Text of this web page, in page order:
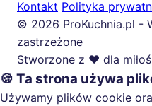
Kontakt Polityka
© 2026 ProKuchnia.pl -
zastrzeżone
Stworzone z ❤️ dla
🍪 Ta strona używa
Używamy plików cookie